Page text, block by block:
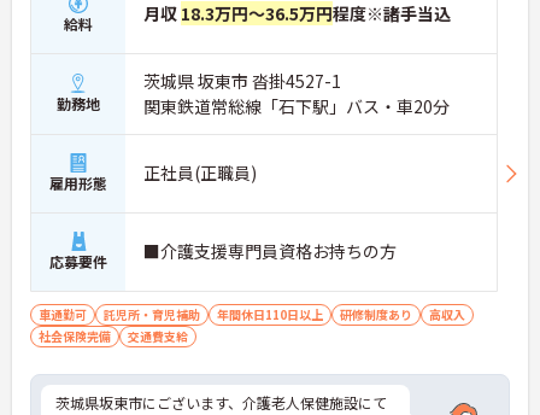
給料 月収 18.3万円～36.5万円程度※諸手当込
勤務地
茨城県 坂東市 沓掛4527-1
関東鉄道常総線「石下駅」バス・車20分
雇用形態 正社員(正職員)
応募要件 ■介護支援専門員資格お持ちの方
車通勤可 託児所・育児補助 年間休日110日以上 研修制度あり
高収入
社会保険完備
交通費支給
茨城県坂東市にございます、介護老人保健施設にて